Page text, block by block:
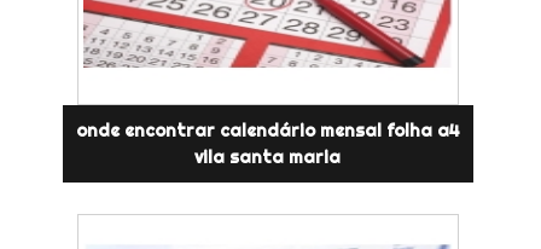
onde encontrar calendário mensal folha a4
vila santa maria